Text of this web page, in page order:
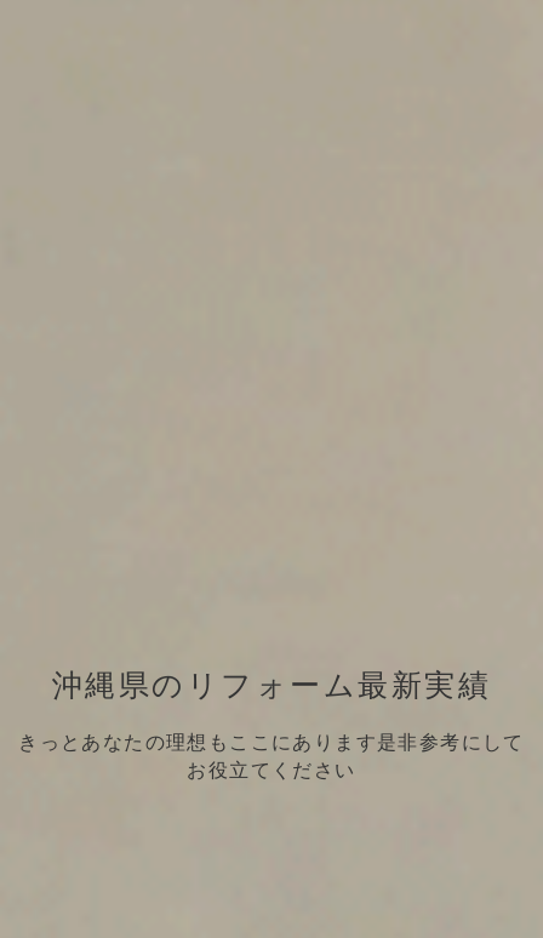
沖縄県のリフォーム最新実績
きっとあなたの理想もここにあります是非参考にして
お役立てください